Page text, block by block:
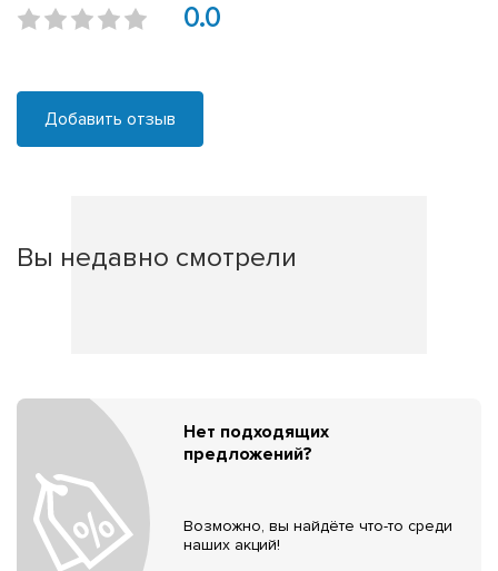
0.0
Добавить отзыв
Вы недавно смотрели
Нет подходящих
предложений?
Возможно, вы найдёте что-то среди
наших акций!